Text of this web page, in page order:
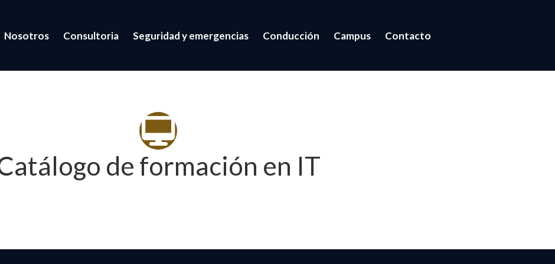
Nosotros Consultoria Seguridad y emergencias Conducción Campus Contacto
Catálogo
de
formación
en
de formación en IT